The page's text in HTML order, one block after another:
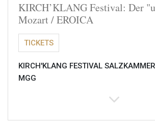
KIRCH’KLANG Festival: Der
Mozart / EROICA
TICKETS
KIRCH'KLANG FESTIVAL
MGG